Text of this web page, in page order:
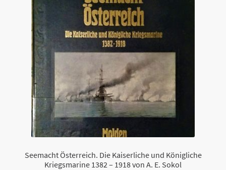
Seemacht Österreich. Die Kaiserliche und Königliche
Kriegsmarine 1382 – 1918 von A. E. Sokol